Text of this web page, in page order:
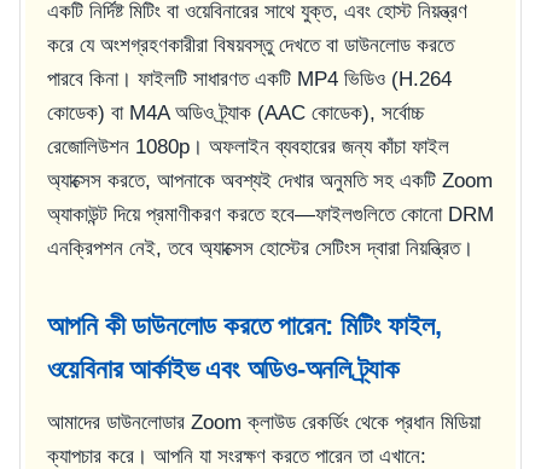
একটি নির্দিষ্ট মিটিং বা ওয়েবিনারের সাথে যুক্ত, এবং হোস্ট নিয়ন্ত্রণ
করে যে অংশগ্রহণকারীরা বিষয়বস্তু দেখতে বা ডাউনলোড করতে
পারবে কিনা। ফাইলটি সাধারণত একটি MP4 ভিডিও (H.264
কোডেক) বা M4A অডিও ট্র্যাক (AAC কোডেক), সর্বোচ্চ
রেজোলিউশন 1080p। অফলাইন ব্যবহারের জন্য কাঁচা ফাইল
অ্যাক্সেস করতে, আপনাকে অবশ্যই দেখার অনুমতি সহ একটি Zoom
অ্যাকাউন্ট দিয়ে প্রমাণীকরণ করতে হবে—ফাইলগুলিতে কোনো DRM
এনক্রিপশন নেই, তবে অ্যাক্সেস হোস্টের সেটিংস দ্বারা নিয়ন্ত্রিত।
আপনি কী ডাউনলোড করতে পারেন: মিটিং ফাইল,
ওয়েবিনার আর্কাইভ এবং অডিও-অনলি ট্র্যাক
আমাদের ডাউনলোডার Zoom ক্লাউড রেকর্ডিং থেকে প্রধান মিডিয়া
ক্যাপচার করে। আপনি যা সংরক্ষণ করতে পারেন তা এখানে: